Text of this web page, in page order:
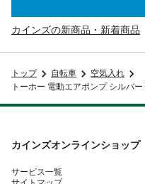
カインズの新商品・新着商品
トップ 自転車
空気入れ
トーホー 電動エアポンプ シルバ
カインズオンラインショップ
サービス一覧